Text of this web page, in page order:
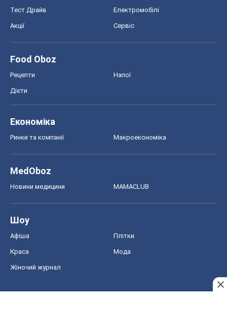
Тест Драйв Електромобілі
Акції Сервіс
Food Oboz
Рецепти Напої
Дієти
Економіка
Ринки та компанії Макроекономіка
MedOboz
Новини медицини MAMACLUB
Шоу
Афіша Плітки
Краса Мода
Жіночий журнал